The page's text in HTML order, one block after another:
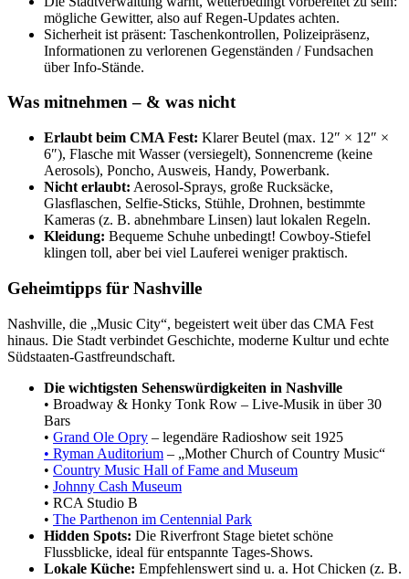
mögliche Gewitter, also auf Regen-Updates achten.
Sicherheit ist präsent: Taschenkontrollen, Polizeipräsenz,
Informationen zu verlorenen Gegenständen / Fundsachen
über Info-Stände.
Was mitnehmen – & was nicht
Erlaubt beim CMA Fest: Klarer Beutel (max. 12″ × 12″ ×
6″), Flasche mit Wasser (versiegelt), Sonnencreme (keine
Aerosols), Poncho, Ausweis, Handy, Powerbank.
Nicht erlaubt: Aerosol-Sprays, große Rucksäcke,
Glasflaschen, Selfie-Sticks, Stühle, Drohnen, bestimmte
Kameras (z. B. abnehmbare Linsen) laut lokalen Regeln.
Kleidung: Bequeme Schuhe unbedingt! Cowboy-Stiefel
klingen toll, aber bei viel Lauferei weniger praktisch.
Geheimtipps für Nashville
Nashville, die „Music City“, begeistert weit über das CMA Fest
hinaus. Die Stadt verbindet Geschichte, moderne Kultur und echte
Südstaaten-Gastfreundschaft.
Die wichtigsten Sehenswürdigkeiten in Nashville
• Broadway & Honky Tonk Row – Live-Musik in über 30
Bars
• Grand Ole Opry – legendäre Radioshow seit 1925
• Ryman Auditorium – „Mother Church of Country Music“
• Country Music Hall of Fame and Museum
• Johnny Cash Museum
• RCA Studio B
• The Parthenon im Centennial Park
Hidden Spots: Die Riverfront Stage bietet schöne
Flussblicke, ideal für entspannte Tages-Shows.
Lokale Küche: Empfehlenswert sind u. a. Hot Chicken (z. B.